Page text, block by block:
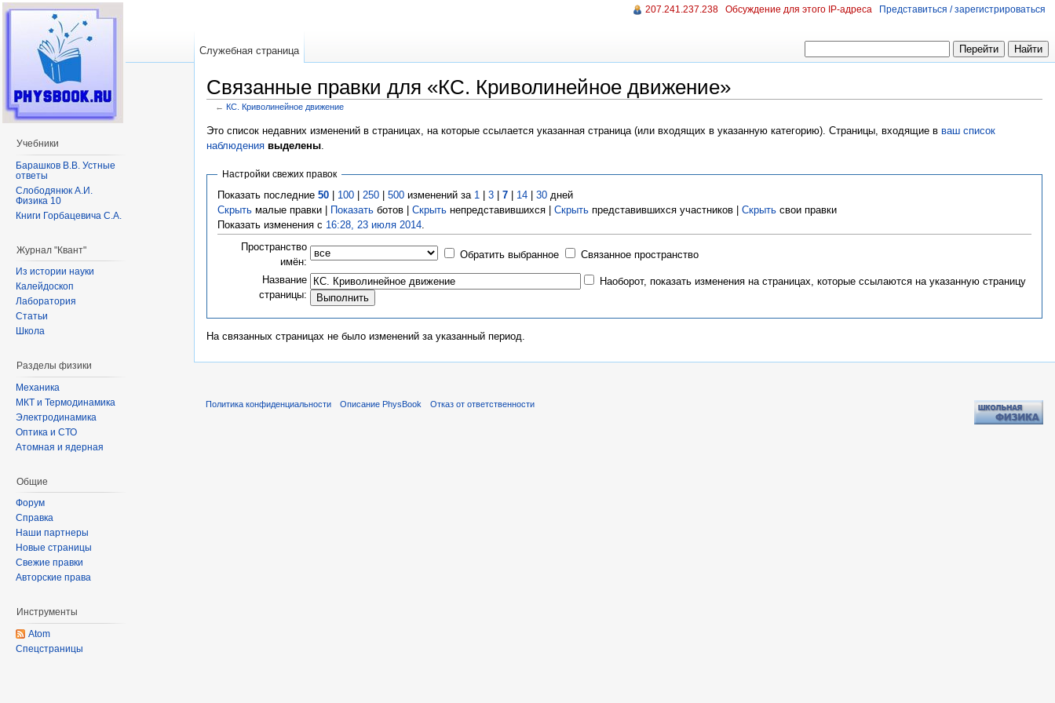
Связанные правки для «КС. Криволинейное движение»
← КС. Криволинейное движение
Это список недавних изменений в страницах, на которые ссылается указанная страница (или входящих в указанную категорию). Страницы, входящие в ваш список
наблюдения выделены
Настройки свежих правок
Показать последние 50| 100| 250| 500изменений за 1 | 3| 7| 14| 30дней
Скрытьмалые правки | Показатьботов | Скрытьнепредставившихся | Скрытьпредставившихся участников | Скрытьсвои правки
Показать изменения с 16:28, 23 июля 2014.
Пространство
имён:
Обратить выбранное Связанное пространство
Название
страницы:
Наоборот, показать изменения на страницах, которые ссылаются на указанную страницу
На связанных страницах не было изменений за указанный период.
207.241.237.238 Обсуждение для этого IP-адреса Представиться / зарегистрироваться
Служебная страница
Учебники
Барашков В.В. Устные
ответы
Слободянюк А.И.
Физика 10
Книги Горбацевича С.А.
Журнал "Квант"
Из истории науки
Калейдоскоп
Лаборатория
Статьи
Школа
Разделы физики
Механика
МКТ и Термодинамика
Электродинамика
Оптика и СТО
Атомная и ядерная
Общие
Форум
Справка
Наши партнеры
Новые страницы
Свежие правки
Авторские права
Инструменты
Atom
Спецстраницы
Политика конфиденциальности Описание PhysBook Отказ от ответственности